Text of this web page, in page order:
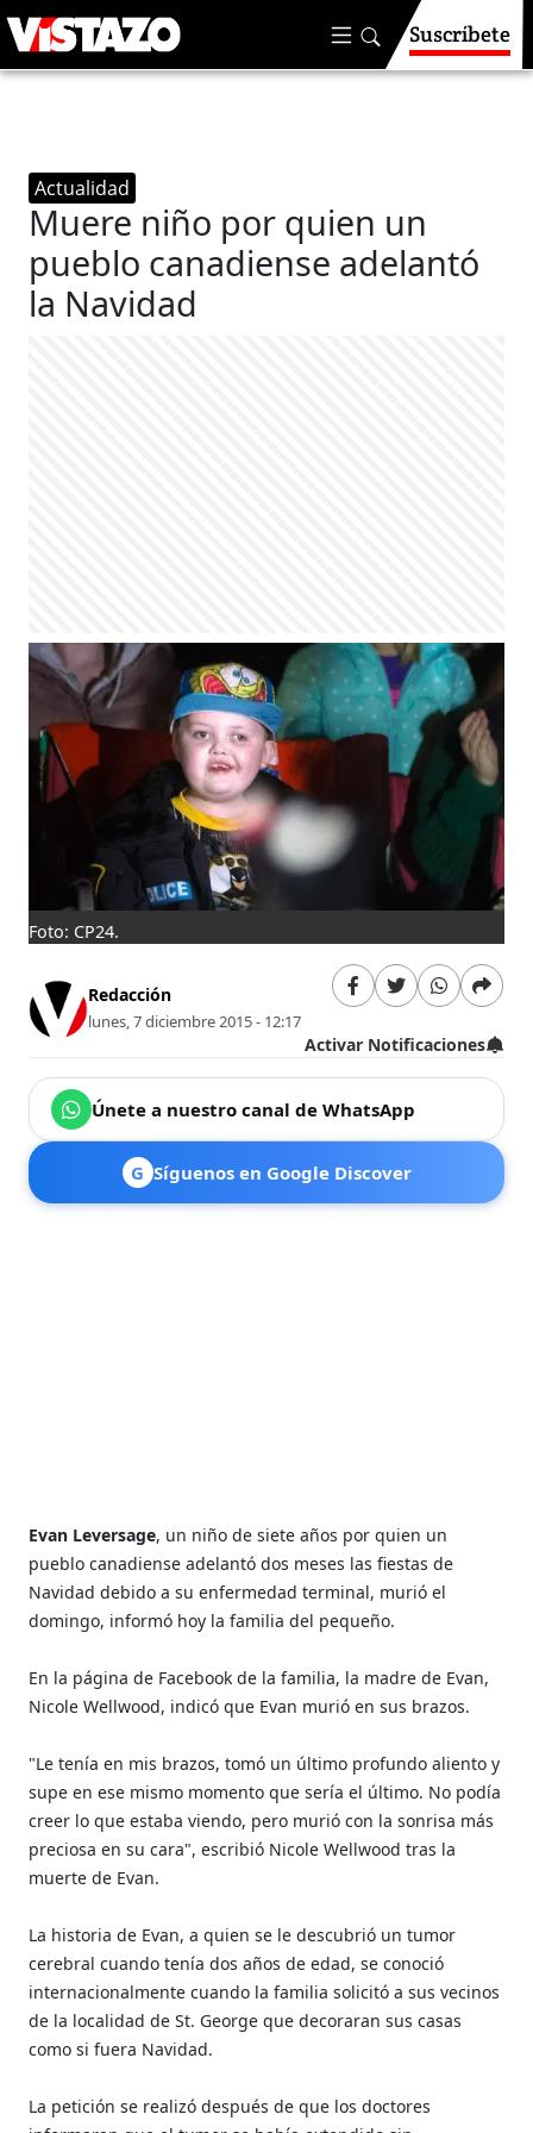
Suscríbete
Actualidad
Muere niño por quien un
pueblo canadiense adelantó
la Navidad
Foto: CP24.
Redacción
lunes, 7 diciembre 2015 - 12:17
Activar Notificaciones
Únete a nuestro canal de WhatsApp
G Síguenos en Google Discover
Evan Leversage, un niño de siete años por quien un
pueblo canadiense adelantó dos meses las fiestas de
Navidad debido a su enfermedad terminal, murió el
domingo, informó hoy la familia del pequeño.
En la página de Facebook de la familia, la madre de Evan,
Nicole Wellwood, indicó que Evan murió en sus brazos.
"Le tenía en mis brazos, tomó un último profundo aliento y
supe en ese mismo momento que sería el último. No podía
creer lo que estaba viendo, pero murió con la sonrisa más
preciosa en su cara", escribió Nicole Wellwood tras la
muerte de Evan.
La historia de Evan, a quien se le descubrió un tumor
cerebral cuando tenía dos años de edad, se conoció
internacionalmente cuando la familia solicitó a sus vecinos
de la localidad de St. George que decoraran sus casas
como si fuera Navidad.
La petición se realizó después de que los doctores